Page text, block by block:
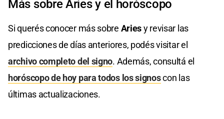
Más sobre Aries y el horóscopo
Si querés conocer más sobre Ariesy revisar las
predicciones de días anteriores, podés visitar el
archivo completo del signo. Además, consultá el
horóscopo de hoy para todos los signoscon las
últimas actualizaciones.